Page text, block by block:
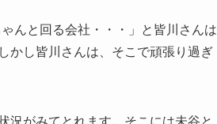
んと回る会社・・・」と皆川さんは
かし皆川さんは、そこで頑張り過ぎ
況がみてとれます。そこには未谷と